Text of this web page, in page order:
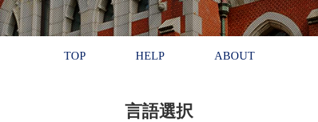
TOP HELP ABOUT
言語選択